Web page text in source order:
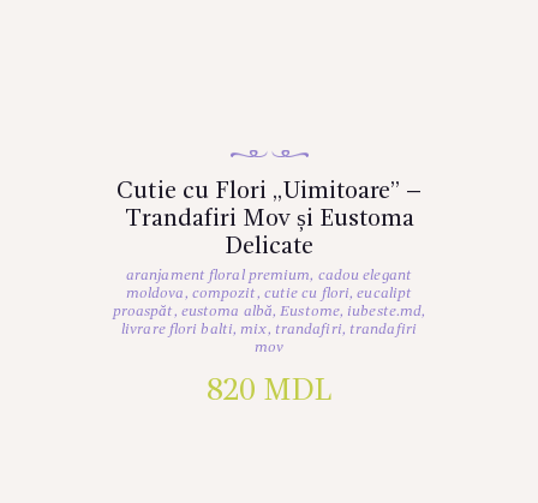
Cutie cu Flori „Uimitoare” –
Trandafiri Mov și Eustoma
Delicate
aranjament floral premium, cadou elegant
moldova, compozit, cutie cu flori,eucalipt
proaspăt, eustoma albă,Eustome, iubeste.md,
livrare flori balti,mix, trandafiri, trandafiri
mov
820 MDL